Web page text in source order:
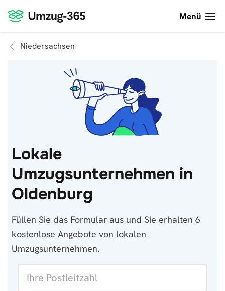
Menü
Niedersachsen
Lokale
Umzugsunternehmen in
Oldenburg
Füllen Sie das Formular aus und Sie erhalten 6
kostenlose Angebote von lokalen
Umzugsunternehmen.